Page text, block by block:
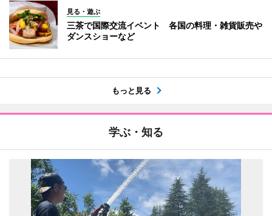
見る・遊ぶ
三茶で国際交流イベント 各国の料理・雑貨販売や
ダンスショーなど
もっと見る
学ぶ・知る